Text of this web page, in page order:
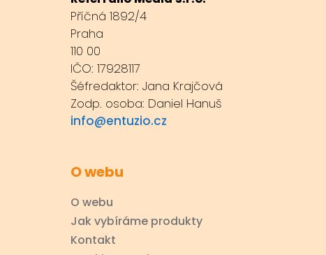
Příčná 1892/4
Praha
110 00
IČO: 17928117
Šéfredaktor: Jana Krajčová
Zodp. osoba: Daniel Hanuš
info@entuzio.cz
O webu
O webu
Jak vybíráme produkty
Kontakt